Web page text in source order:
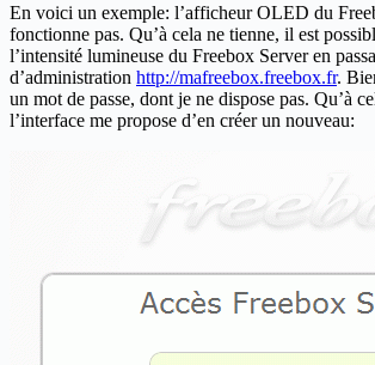
En voici un exemple: l’afficheur OLED du
fonctionne pas. Qu’à cela ne tienne, il est
l’intensité lumineuse du Freebox Server en
d’administration http://mafreebox.freebox.fr.
un mot de passe, dont je ne dispose pas. Qu’à
l’interface me propose d’en créer un nouveau: